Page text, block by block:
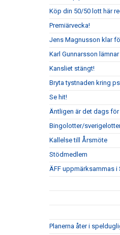
Köp din 50/50 lott här
Premiärvecka!
Jens Magnusson klar
Karl Gunnarsson
Kansliet stängt!
Bryta tystnaden kring
Se hit!
Äntligen är det dags
Bingolotter/
Kallelse till Årsmöte
Stödmedlem
ÄFF uppmärksammas i
Planerna åter i